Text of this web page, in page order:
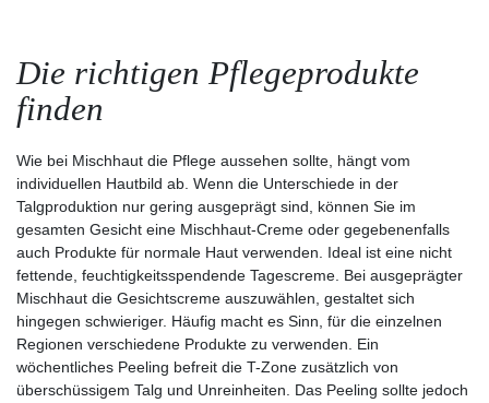
Die richtigen Pflegeprodukte
finden
Wie bei Mischhaut die Pflege aussehen sollte, hängt vom
individuellen Hautbild ab. Wenn die Unterschiede in der
Talgproduktion nur gering ausgeprägt sind, können Sie im
gesamten Gesicht eine Mischhaut-Creme oder gegebenenfalls
auch Produkte für normale Haut verwenden. Ideal ist eine nicht
fettende, feuchtigkeitsspendende Tagescreme. Bei ausgeprägter
Mischhaut die Gesichtscreme auszuwählen, gestaltet sich
hingegen schwieriger. Häufig macht es Sinn, für die einzelnen
Regionen verschiedene Produkte zu verwenden. Ein
wöchentliches Peeling befreit die T-Zone zusätzlich von
überschüssigem Talg und Unreinheiten. Das Peeling sollte jedoch